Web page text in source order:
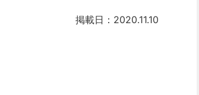
掲載日：2020.11.10